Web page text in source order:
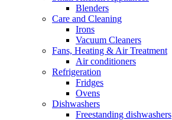
Blenders
Care and Cleaning
Irons
Vacuum Cleaners
Fans, Heating & Air Treatment
Air conditioners
Refrigeration
Fridges
Ovens
Dishwashers
Freestanding dishwashers